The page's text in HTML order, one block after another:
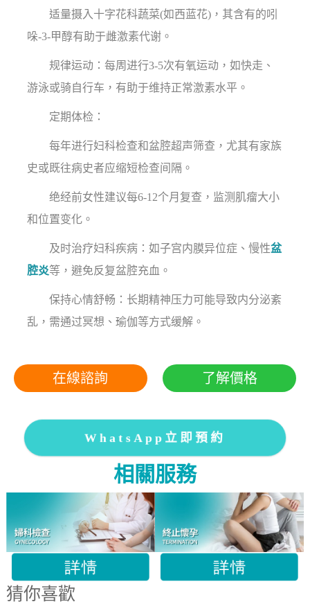
适量摄入十字花科蔬菜(如西蓝花)，其含有的吲
哚-3-甲醇有助于雌激素代谢。
规律运动：每周进行3-5次有氧运动，如快走、
游泳或骑自行车，有助于维持正常激素水平。
定期体检：
每年进行妇科检查和盆腔超声筛查，尤其有家族
史或既往病史者应缩短检查间隔。
绝经前女性建议每6-12个月复查，监测肌瘤大小
和位置变化。
及时治疗妇科疾病：如子宫内膜异位症、慢性盆
腔炎等，避免反复盆腔充血。
保持心情舒畅：长期精神压力可能导致内分泌紊
乱，需通过冥想、瑜伽等方式缓解。
在線諮詢 了解價格
WhatsApp立即預約
相關服務
猜你喜歡